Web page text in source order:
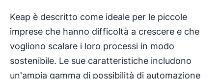
Keap è descritto come ideale per le piccole
imprese che hanno difficoltà a crescere e che
vogliono scalare i loro processi in modo
sostenibile. Le sue caratteristiche includono
un'ampia gamma di possibilità di automazione